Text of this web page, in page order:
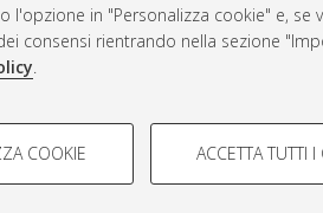
l'opzione in "Personalizza cookie" e,
consensi rientrando nella sezione
.
COOKIE ACCETTA TUTTI I
Cookie
sulla privacy
del sito
Bologna, 2007-2026.